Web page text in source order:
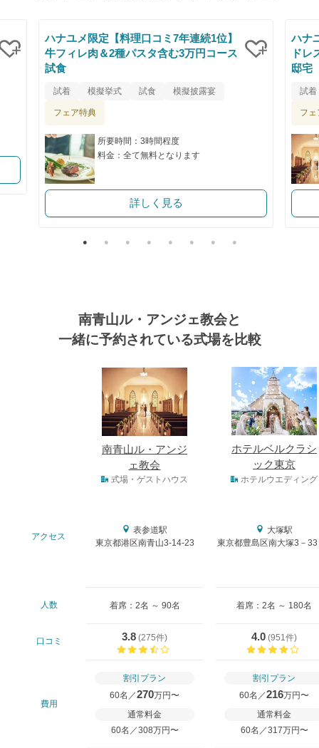
クリップ クリップ
ハナユメ限定【料理口コミ7年連続1位】
牛フィレ肉＆2種パスタ含む3万円コース
試食
試着 模擬挙式 試食 模擬披露宴
フェア特典
所要時間：3時間程度
料金：全て無料となります
詳しく見る
ハナ
ド
邸宅
試着
フェ
南青山ル・アンジェ教会と
一緒に予約されている式場を比較
南青山ル・アンジ
ェ教会
ホテルベルクラシ
ック東京
式場・ゲストハウス ホテルウエディング
アクセス
表参道駅
東京都港区南青山3-14-23
大塚駅
東京都豊島区南大塚3－
人数 着席：2名 ～ 90名 着席：2名 ～ 180名
口コミ 3.8 (275件)
4.0 (951件)
費用
割引プラン
60名／270万円〜
通常料金
60名／308万円〜
割引プラン
60名／216万円〜
通常料金
60名／317万円〜